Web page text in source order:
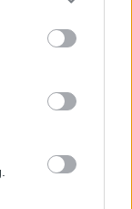
may click to
party tags to
below Google
la gestione